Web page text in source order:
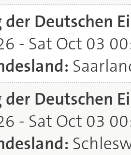
der Deutschen
- Sat Oct 03
der Deutschen
- Sat Oct 03